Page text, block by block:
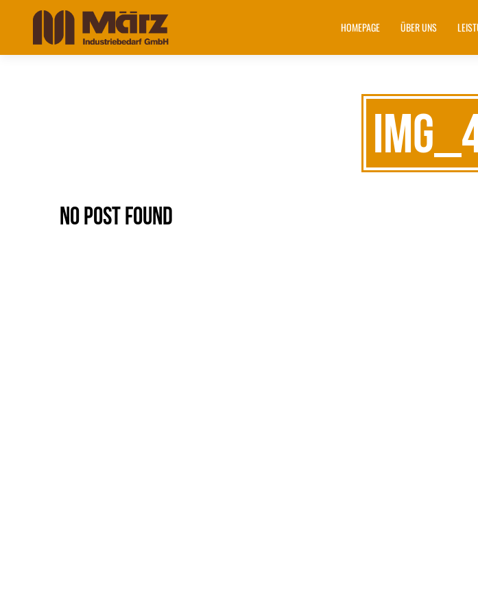
HOMEPAGE ÜBER UNS
No Post Found